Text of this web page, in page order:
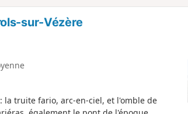
sur-Vézère
truite fario, arc-en-ciel, et l'omble de